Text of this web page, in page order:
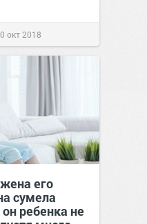
окт 2018
его
сумела
ребенка не